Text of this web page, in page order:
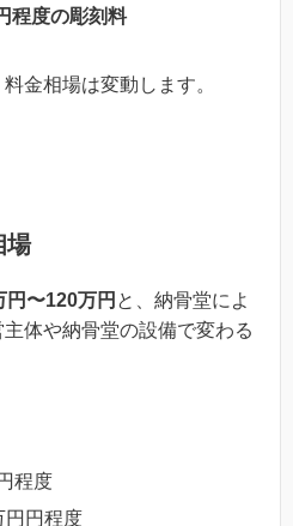
程度の彫刻料
金相場は変動します。
場
円〜120万円 と、納骨堂によ
体や納骨堂の設備で変わる
程度
円円程度